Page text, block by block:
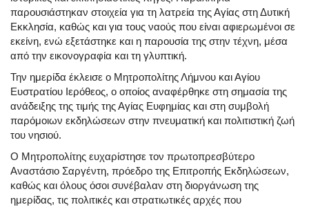
παρουσιάστηκαν στοιχεία για τη λατρεία της Αγίας στη Δυτική
Εκκλησία, καθώς και για τους ναούς που είναι αφιερωμένοι σε
εκείνη, ενώ εξετάστηκε και η παρουσία της στην τέχνη, μέσα
από την εικονογραφία και τη γλυπτική.
Την ημερίδα έκλεισε ο Μητροπολίτης Λήμνου και Αγίου
Ευστρατίου Ιερόθεος, ο οποίος αναφέρθηκε στη σημασία της
ανάδειξης της τιμής της Αγίας Ευφημίας και στη συμβολή
παρόμοιων εκδηλώσεων στην πνευματική και πολιτιστική ζωή
του νησιού.
Ο Μητροπολίτης ευχαρίστησε τον πρωτοπρεσβύτερο
Αναστάσιο Σαργέντη, πρόεδρο της Επιτροπής Εκδηλώσεων,
καθώς και όλους όσοι συνέβαλαν στη διοργάνωση της
ημερίδας, τις πολιτικές και στρατιωτικές αρχές που